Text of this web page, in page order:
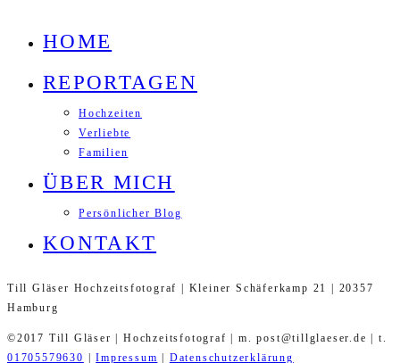
HOME
REPORTAGEN
Hochzeiten
Verliebte
Familien
ÜBER MICH
Persönlicher Blog
KONTAKT
Till Gläser Hochzeitsfotograf | Kleiner Schäferkamp 21 | 20357
Hamburg
©2017 Till Gläser | Hochzeitsfotograf | m. post@tillglaeser.de | t.
01705579630
|Impressum Datenschutzerklärung